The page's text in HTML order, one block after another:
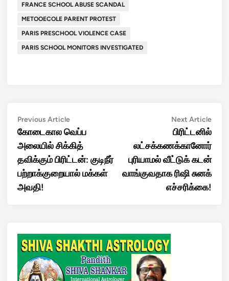
FRANCE SCHOOL ABUSE SCANDAL
METOOECOLE PARENT PROTEST
PARIS PRESCHOOL VIOLENCE CASE
PARIS SCHOOL MONITORS INVESTIGATED
Post
navigation
Previous ArticlePrevious
article:
கோடைகால வெப்ப
அலையில் சிக்கித்
தவிக்கும் பிரிட்டன்: குடிநீர்
பற்றாக்குறையால் மக்கள்
அவதி!
Next ArticleNext
பிரிட்டனில்
லட்சக்கணக்கானோர்
புரியாமல் வீட்டுக் கடன்
வாங்குவதாக ரிஷி சுனக்
எச்சரிக்கை!